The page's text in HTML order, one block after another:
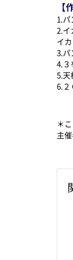
【
1.パ
2.イ
イ
3.パ
4.３
5.天
6.２
＊
主